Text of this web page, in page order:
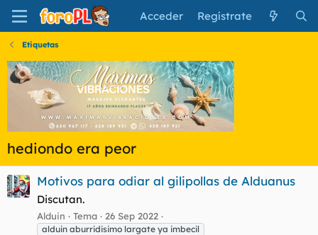
Acceder Regístrate
Etiquetas
hediondo era peor
Motivos para odiar al gilipollas de Alduanus
Discutan.
Alduin Tema 26 Sep 2022
alduin aburridisimo largate ya imbecil